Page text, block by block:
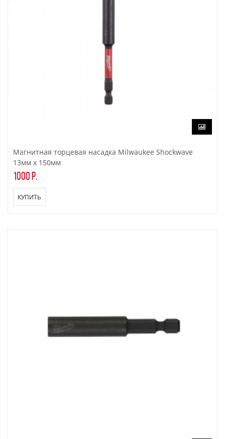
Магнитная торцевая насадка Milwaukee Shockwave
13мм x 150мм
1000 р.
КУПИТЬ